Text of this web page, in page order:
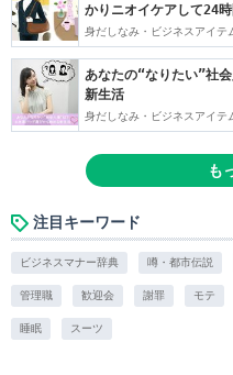
かりニオイケアして24時
身だしなみ・ビジネスアイテ
あなたの“なりたい”社
新生活
身だしなみ・ビジネスアイテ
も
注目キーワード
ビジネスマナー辞典 噂・都市伝説
管理職 歓迎会 謝罪 モテ
睡眠 スーツ